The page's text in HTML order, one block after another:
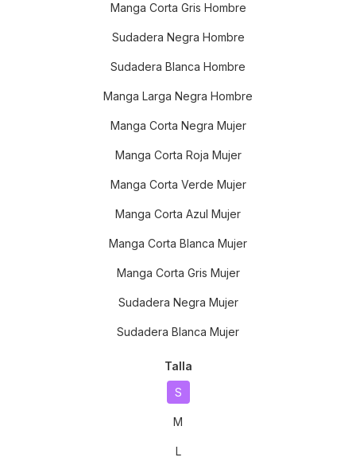
Manga Corta Gris Hombre
Sudadera Negra Hombre
Sudadera Blanca Hombre
Manga Larga Negra Hombre
Manga Corta Negra Mujer
Manga Corta Roja Mujer
Manga Corta Verde Mujer
Manga Corta Azul Mujer
Manga Corta Blanca Mujer
Manga Corta Gris Mujer
Sudadera Negra Mujer
Sudadera Blanca Mujer
Talla
S
M
L